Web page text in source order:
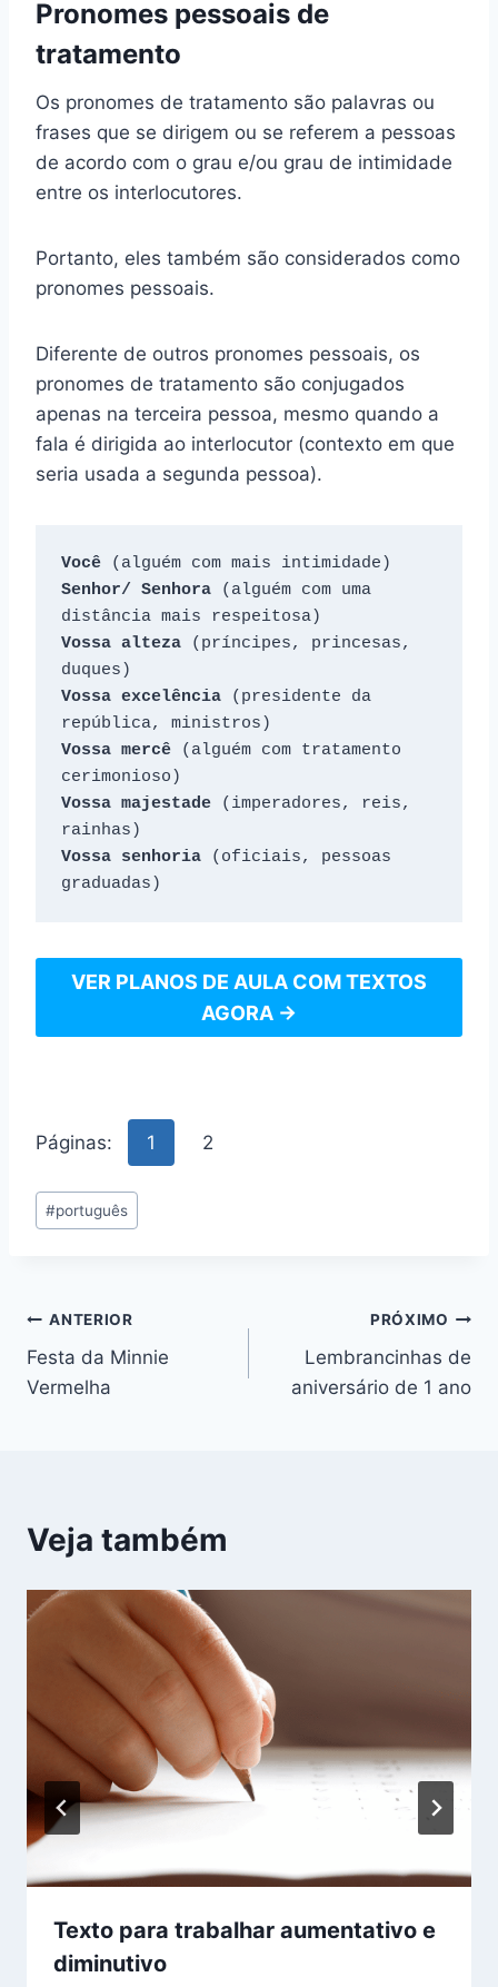
Pronomes pessoais de
tratamento
Os pronomes de tratamento são palavras ou
frases que se dirigem ou se referem a pessoas
de acordo com o grau e/ou grau de intimidade
entre os interlocutores.
Portanto, eles também são considerados como
pronomes pessoais.
Diferente de outros pronomes pessoais, os
pronomes de tratamento são conjugados
apenas na terceira pessoa, mesmo quando a
fala é dirigida ao interlocutor (contexto em que
seria usada a segunda pessoa).
Você
Senhor/ Senhora (alguém com uma
Vossa alteza (príncipes, princesas,
Vossa excelência (presidente da
Vossa mercê (alguém com tratamento
Vossa majestade (imperadores, reis,
Vossa senhoria (oficiais, pessoas
graduadas)
VER PLANOS DE AULA COM TEXTOS
AGORA →
Páginas: 1 2
Tags
do
#português
Navegação
de
ANTERIOR
Festa da Minnie
Vermelha
PRÓXIMO
Lembrancinhas de
aniversário de 1 ano
Veja também
Texto para trabalhar aumentativo e
diminutivo